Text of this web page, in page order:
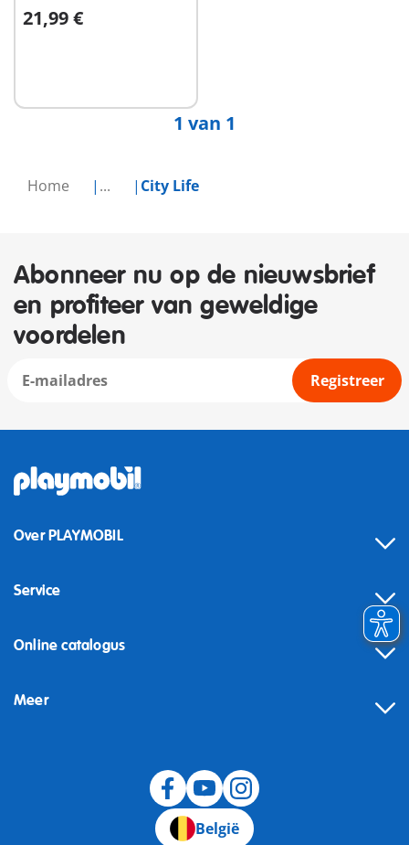
Home ... City Life
21,99 €
In winkelwagen
1 van 1
Abonneer nu op de nieuwsbrief
en profiteer van geweldige
voordelen
Registreer
Over PLAYMOBIL
Service
Online catalogus
Meer
België